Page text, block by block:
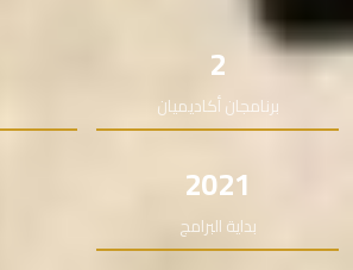
2
برنامجان أكاديميان
2021
بداية البرامج